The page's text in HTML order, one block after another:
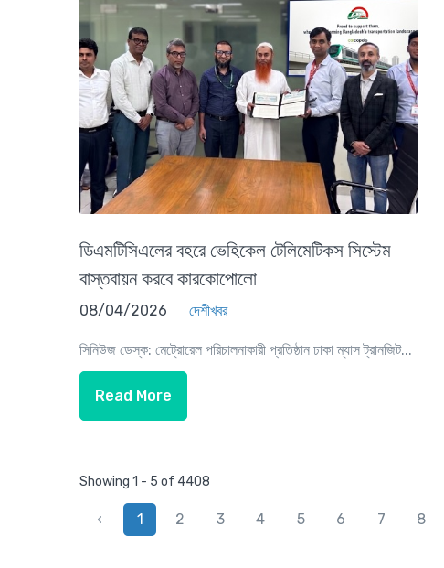
ডিএমটিসিএলের বহরে ভেহিকেল টেলিমেটিকস সিস্টেম
বাস্তবায়ন করবে কারকোপোলো
08/04/2026 দেশীখবর
সিনিউজ ডেস্ক: মেট্রোরেল পরিচালনাকারী প্রতিষ্ঠান ঢাকা ম্যাস ট্রানজিট...
Read More
Showing 1 - 5 of 4408
‹ 1 2 3 4 5 6 7 8